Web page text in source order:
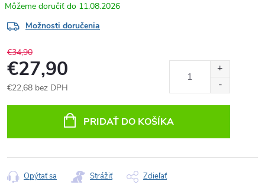
11.08.2026
Možnosti doručenia
€34,90
€27,90
€22,68 bez DPH
PRIDAŤ DO KOŠÍKA
Opýtať sa Strážiť Zdieľať